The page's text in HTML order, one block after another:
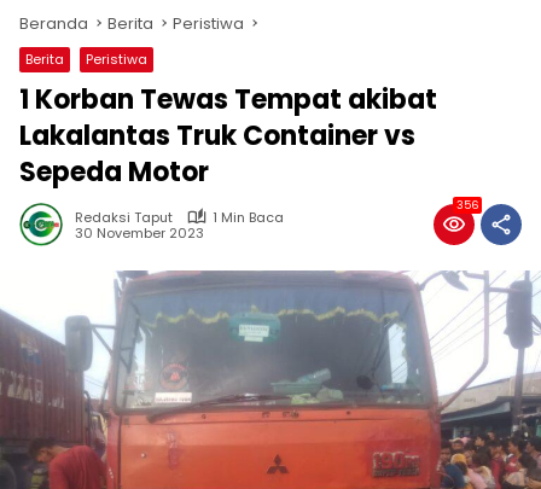
Beranda Berita Peristiwa
Berita Peristiwa
1 Korban Tewas Tempat akibat
Lakalantas Truk Container vs
Sepeda Motor
Redaksi Taput
1 Min Baca
30 November 2023
356